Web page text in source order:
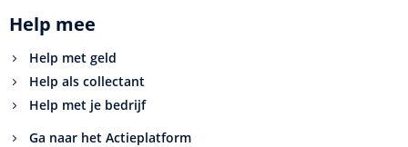
Help mee
Help met geld
Help als collectant
Help met je bedrijf
Ga naar het Actieplatform